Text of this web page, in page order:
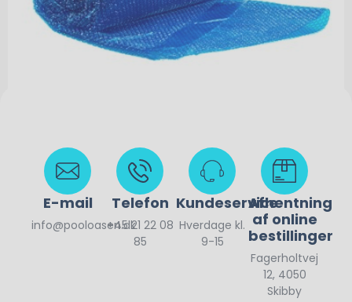
450,00kr.
E-mail
info@pooloasen.dk
Telefon
+45 21 22 08
85
Kundeservice
Hverdage kl.
9-15
Afhentning
af online
bestillinger
Fagerholtvej
12, 4050
Skibby